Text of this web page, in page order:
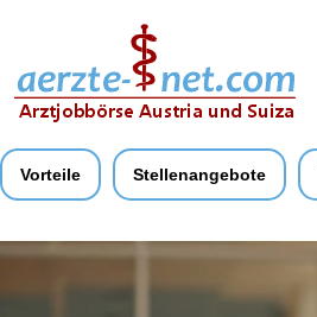
Vorteile Stellenangebote